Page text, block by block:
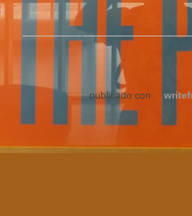
publicado con